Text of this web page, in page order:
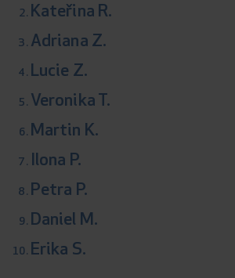
Kateřina R.
Adriana Z.
Lucie Z.
Veronika T.
Martin K.
Ilona P.
Petra P.
Daniel M.
Erika S.